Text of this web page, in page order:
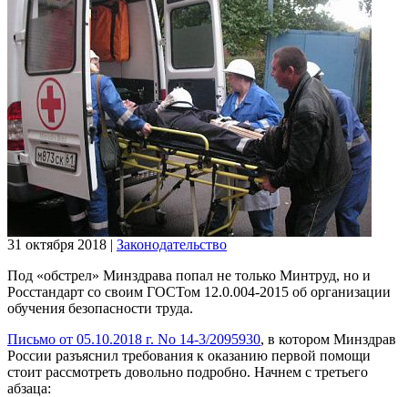
31 октября 2018 | Законодательство
Под «обстрел» Минздрава попал не только Минтруд, но и
Росстандарт со своим ГОСТом 12.0.004-2015 об организации
обучения безопасности труда.
Письмо от 05.10.2018 г. No 14-3/2095930, в котором Минздрав
России разъяснил требования к оказанию первой помощи
стоит рассмотреть довольно подробно. Начнем с третьего
абзаца: